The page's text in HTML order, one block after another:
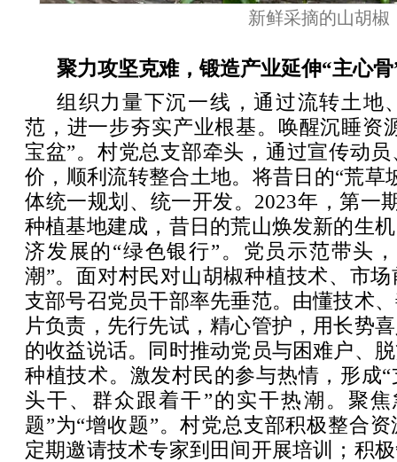
新鲜采摘的山胡椒
聚力攻坚克难，锻造产业延伸“主心骨
组织力量下沉一线，通过流转土地
范，进一步夯实产业根基。唤醒沉睡资
宝盆”。村党总支部牵头，通过宣传动
价，顺利流转整合土地。将昔日的“荒草
体统一规划、统一开发。2023年，第一
种植基地建成，昔日的荒山焕发新的生
济发展的“绿色银行”。党员示范带头
潮”。面对村民对山胡椒种植技术、市
支部号召党员干部率先垂范。由懂技术
片负责，先行先试，精心管护，用长势
的收益说话。同时推动党员与困难户、
种植技术。激发村民的参与热情，形成
头干、群众跟着干”的实干热潮。聚
题”为“增收题”。村党总支部积极整合
定期邀请技术专家到田间开展培训；积